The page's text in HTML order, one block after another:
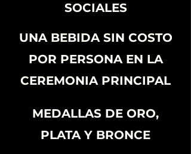
SOCIALES
UNA BEBIDA SIN COSTO
POR PERSONA EN LA
CEREMONIA PRINCIPAL
MEDALLAS DE ORO,
PLATA Y BRONCE